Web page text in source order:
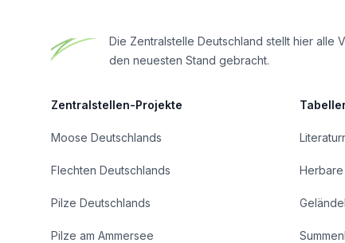
Die Zentralstelle Deutschland stellt hier alle
den neuesten Stand gebracht.
Zentralstellen-Projekte
Moose Deutschlands
Flechten Deutschlands
Pilze Deutschlands
Pilze am Ammersee
Herbare